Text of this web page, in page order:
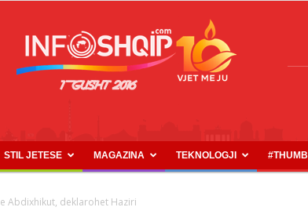
INFOSHQIP.COM
STIL JETESE MAGAZINA TEKNOLOGJI #THUMB
Abdixhikut, deklarohet Haziri